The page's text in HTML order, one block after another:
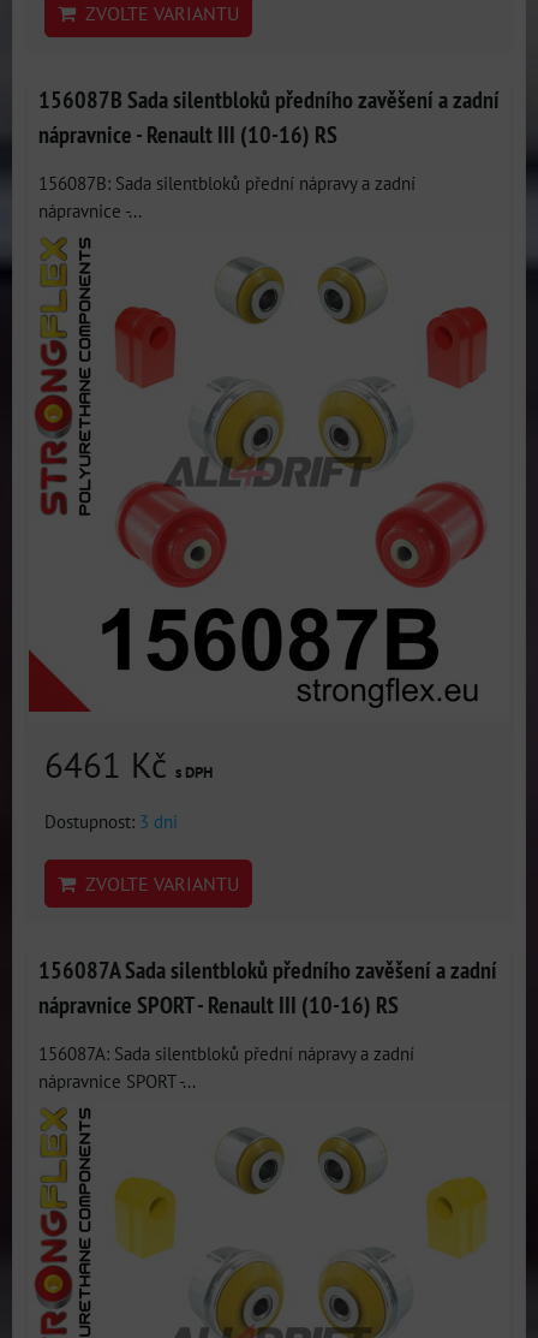
ZVOLTE VARIANTU
156087B Sada silentbloků předního zavěšení a zadní
nápravnice - Renault III (10-16) RS
156087B: Sada silentbloků přední nápravy a zadní
nápravnice -...
6461 Kč s DPH
Dostupnost: 3 dni
ZVOLTE VARIANTU
156087A Sada silentbloků předního zavěšení a zadní
nápravnice SPORT - Renault III (10-16) RS
156087A: Sada silentbloků přední nápravy a zadní
nápravnice SPORT -...